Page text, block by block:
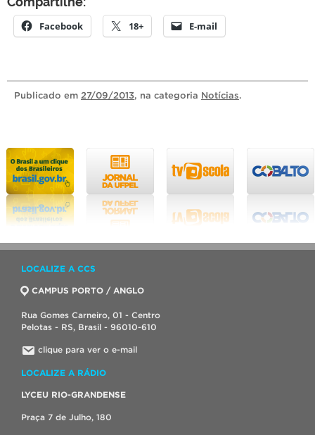
Facebook 18+ E-mail
Publicado em 27/09/2013, na categoria Notícias.
LOCALIZE A CCS
CAMPUS PORTO / ANGLO
Rua Gomes Carneiro, 01 - Centro
Pelotas - RS, Brasil - 96010-610
clique para ver o e-mail
LOCALIZE A RÁDIO
LYCEU RIO-GRANDENSE
Praça 7 de Julho, 180